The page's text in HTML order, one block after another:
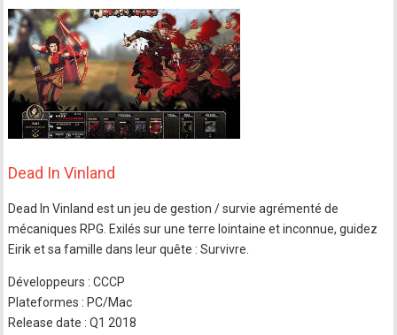
Dead In Vinland
Dead In Vinland est un jeu de gestion / survie agrémenté de
mécaniques RPG. Exilés sur une terre lointaine et inconnue, guidez
Eirik et sa famille dans leur quête : Survivre.
Développeurs : CCCP
Plateformes : PC/Mac
Release date : Q1 2018